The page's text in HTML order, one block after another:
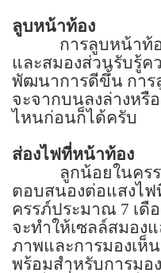
ลูบหน้าท้อง
การลูบหน้าท้
และสมองส่วนรับรู้ค
พัฒนาการดีขึ้น การ
จะจากบนลงล่างหรื
ไหนก่อนก็ได้ครับ
ส่องไฟที่หน้าท้อง
ลูกน้อยในคร
ตอบสนองต่อแสงไ
ครรภ์ประมาณ 7 เดื
จะทำให้เซลล์สมอง
ภาพและการมองเ
พร้อมสำหรับการมอ